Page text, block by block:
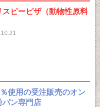
スピーピザ（動物性原料
使用の受注販売のオン
パン専門店